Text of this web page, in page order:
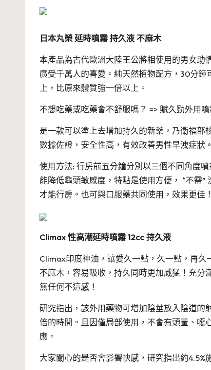
日本丸榮 延時噴霧 持久液 不麻木
本產品為古代歐洲大陸王公將相使用的男女助
廣受千萬人的喜愛。純天然植物配方，30分
上，比原來體質強一倍以上。
不想吃藥或吃藥會不舒服嗎？ => 賦久勁外用
是一款可以塗上去增加持久的新藥，乃衛福
數據佐證，安全性高，有效改善男性早洩症狀。
使用方法: 行房前五分鐘分別以三個不同角度
能降低龜頭敏感度，特點是使用方便， “不需
才能行房。也可與口服藥共同使用，效果更佳！
Climax 性高潮延時噴霧 12cc 持久液
Climax印度神油，讓愛久一點，久一點，再久
不麻木，容易吸收，持久同時更加威猛！充分
無任何不這感！
研究指出，該外用藥物可增加陰莖放入陰道的
倍的時間。且因僅局部使用，不會有頭暈、噁
應。
大家關心的是否會影響快感，研究指出約4.5%